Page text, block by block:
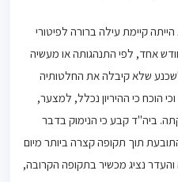
קיימת עילה ברורה לפיטורי
אחד, לפי התנהגותה או מעשיה
שלא קיבלה את החלטותיה
הוכח כי ההיריון נכלל, למצער,
ביה"ד קבע כי הנימוק בדבר
תוך תקופה קצרה ביותר מיום
והעדר נציג מכשיר בתקופה הקרובה,